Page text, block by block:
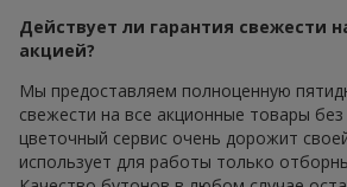
Действует ли гарантия свежести
акцией?
Мы предоставляем полноценную
свежести на все акционные товары
цветочный сервис очень дорожит
использует для работы только